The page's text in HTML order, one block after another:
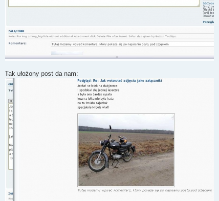
Tak ułożony post da nam: